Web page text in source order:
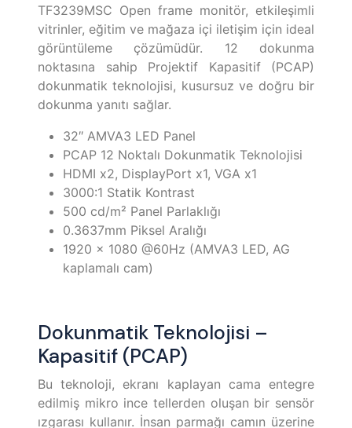
TF3239MSC Open frame monitör, etkileşimli
vitrinler, eğitim ve mağaza içi iletişim için ideal
görüntüleme çözümüdür. 12 dokunma
noktasına sahip Projektif Kapasitif (PCAP)
dokunmatik teknolojisi, kusursuz ve doğru bir
dokunma yanıtı sağlar.
32″ AMVA3 LED Panel
PCAP 12 Noktalı Dokunmatik Teknolojisi
HDMI x2, DisplayPort x1, VGA x1
3000:1 Statik Kontrast
500 cd/m² Panel Parlaklığı
0.3637mm Piksel Aralığı
1920 x 1080 @60Hz (AMVA3 LED, AG
kaplamalı cam)
Dokunmatik Teknolojisi –
Kapasitif (PCAP)
Bu teknoloji, ekranı kaplayan cama entegre
edilmiş mikro ince tellerden oluşan bir sensör
ızgarası kullanır. İnsan parmağı camın üzerine